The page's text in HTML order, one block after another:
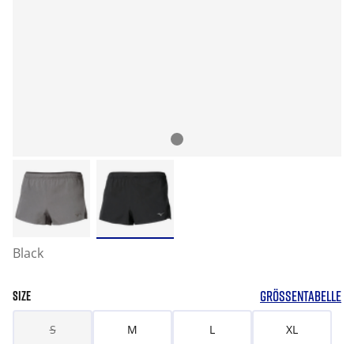
Black
SIZE GRÖSSENTABELLE
S M L XL